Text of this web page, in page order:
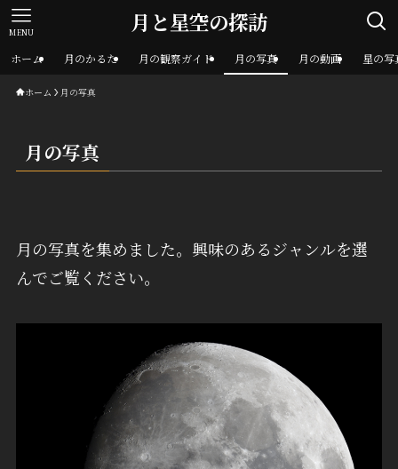
月と星空の探訪
MENU
ホーム 月のかるた 月の観察ガイド 月の写真 月の動画 星の写
ホーム 月の写真
月の写真
月の写真を集めました。興味のあるジャンルを選
んでご覧ください。